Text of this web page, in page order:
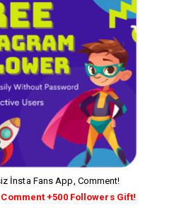
İnsta Fans App, Comment!
+500 Followers Gift!